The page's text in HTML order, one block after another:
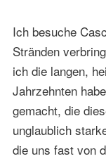
Ich besuche
Stränden
ich die langen,
Jahrzehnten
gemacht, die
unglaublich
die uns fast von